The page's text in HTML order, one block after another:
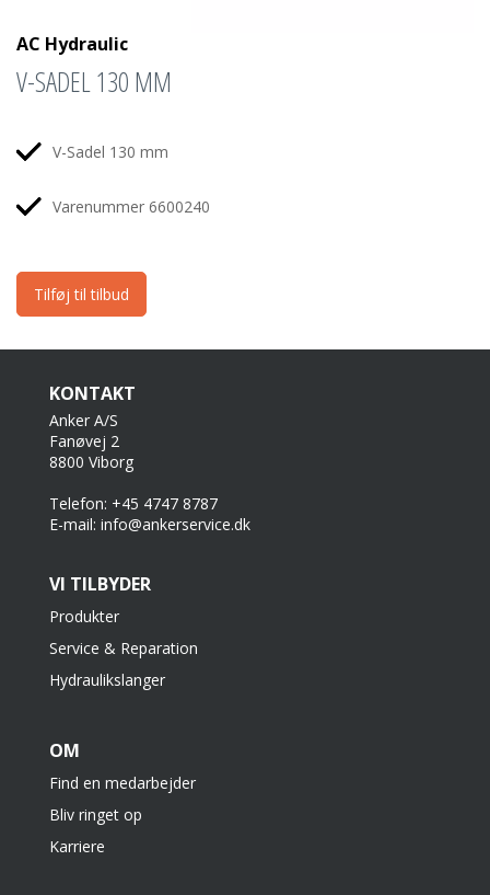
AC Hydraulic
V-SADEL 130 MM
V-Sadel 130 mm
Varenummer 6600240
Tilføj til tilbud
KONTAKT
Anker A/S
Fanøvej 2
8800 Viborg
Telefon: +45 4747 8787
E-mail: info@ankerservice.dk
VI TILBYDER
Produkter
Service & Reparation
Hydraulikslanger
OM
Find en medarbejder
Bliv ringet op
Karriere